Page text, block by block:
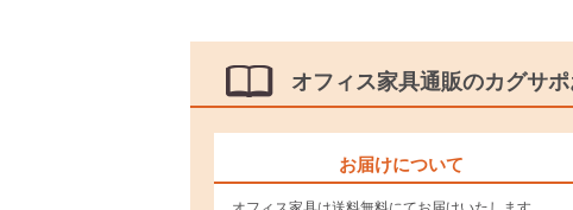
オフィス家具通販のカグサ
お届けについて